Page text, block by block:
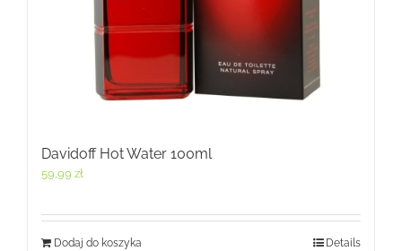
Davidoff Hot Water 100ml
59,99 zł
Dodaj do koszyka Details